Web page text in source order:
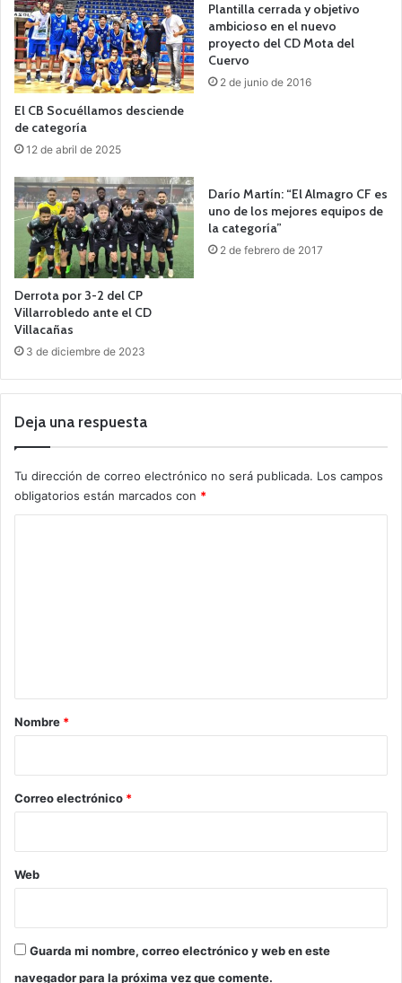
El CB Socuéllamos desciende
de categoría
12 de abril de 2025
Plantilla cerrada y objetivo
ambicioso en el nuevo
proyecto del CD Mota del
Cuervo
2 de junio de 2016
Derrota por 3-2 del CP
Villarrobledo ante el CD
Villacañas
3 de diciembre de 2023
Darío Martín: “El Almagro CF es
uno de los mejores equipos de
la categoría”
2 de febrero de 2017
Deja una respuesta
Tu dirección de correo electrónico no será publicada. Los campos
obligatorios están marcados con *
r
*
Nombre *
Correo electrónico *
Web
Guarda mi nombre, correo electrónico y web en este
navegador para la próxima vez que comente.